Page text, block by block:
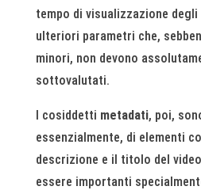
tempo di visualizzazione
ulteriori parametri che,
minori, non devono
sottovalutati.
I cosiddetti metadati, poi,
essenzialmente, di elementi
descrizione e il titolo del
essere importanti